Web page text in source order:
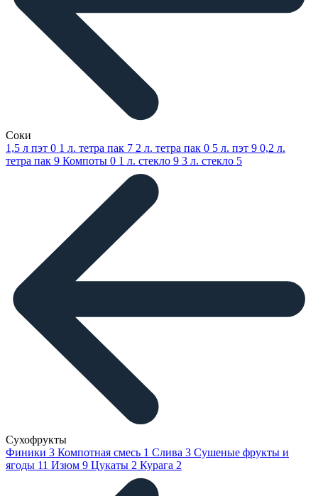
Соки
1,5 л пэт 0 1 л. тетра пак 7 2 л. тетра пак 0 5 л. пэт 9 0,2 л.
тетра пак 9 Компоты 0 1 л. стекло 9 3 л. стекло 5
Сухофрукты
Финики 3 Компотная смесь 1 Слива 3 Сушеные фрукты и
ягоды 11 Изюм 9 Цукаты 2 Курага 2